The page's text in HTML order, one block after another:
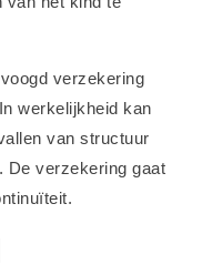
verzekering
werkelijkheid kan
van structuur
De verzekering gaat